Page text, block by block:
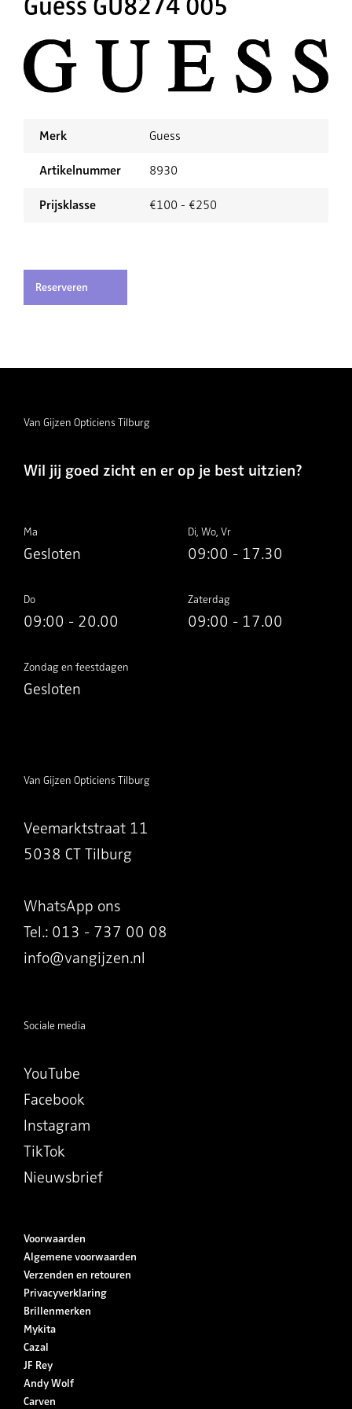
Merk Guess
Artikelnummer 8930
Prijsklasse €100 - €250
Reserveren
Van Gijzen Opticiens Tilburg
Wil jij goed zicht en er op je best uitzien?
Ma
Gesloten
Di, Wo, Vr
09:00 - 17.30
Do
09:00 - 20.00
Zaterdag
09:00 - 17.00
Zondag en feestdagen
Gesloten
Van Gijzen Opticiens Tilburg
Veemarktstraat 11
5038 CT Tilburg
WhatsApp ons
Tel.: 013 - 737 00 08
info@vangijzen.nl
Sociale media
YouTube
Facebook
Instagram
TikTok
Nieuwsbrief
Voorwaarden
Algemene voorwaarden
Verzenden en retouren
Privacyverklaring
Brillenmerken
Mykita
Cazal
JF Rey
Andy Wolf
Carven